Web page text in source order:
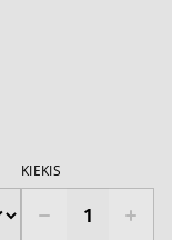
KIEKIS